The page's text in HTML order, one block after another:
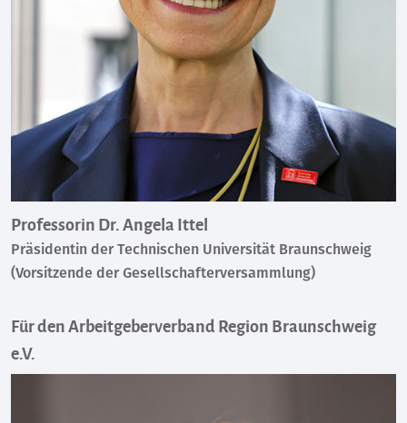
Professorin Dr. Angela Ittel
Präsidentin der Technischen Universität Braunschweig
(Vorsitzende der Gesellschafterversammlung)
Für den Arbeitgeberverband Region Braunschweig
e.V.